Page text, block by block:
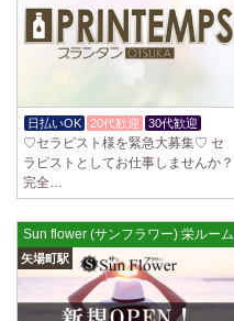
日払いOK 20代歓迎 30代歓迎
♡セラピスト様を緊急大募集♡ セ
ラピストとしてお仕事しませんか？
完全…
Sun flower (サンフラワー) 栄ルーム
矢場町駅